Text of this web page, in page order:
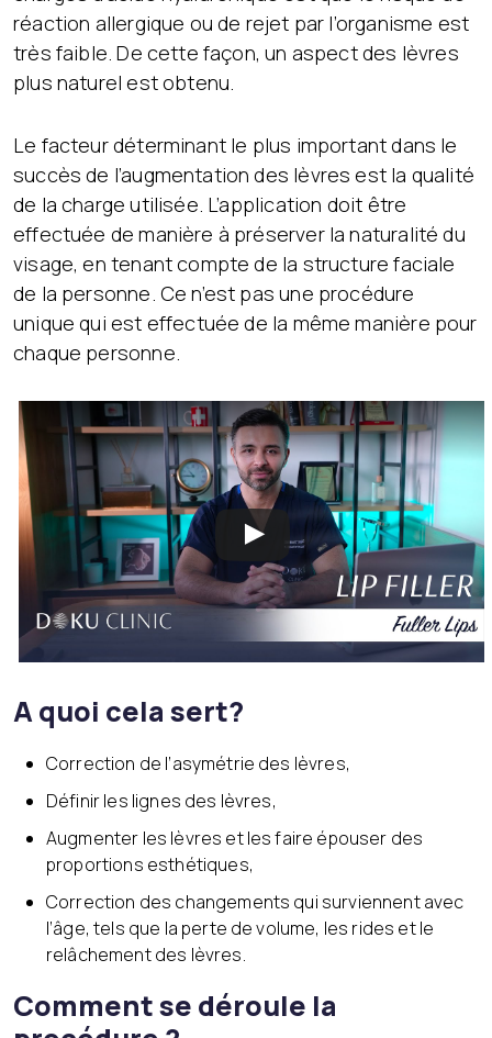
réaction allergique ou de rejet par l’organisme est
très faible. De cette façon, un aspect des lèvres
plus naturel est obtenu.
Le facteur déterminant le plus important dans le
succès de l’augmentation des lèvres est la qualité
de la charge utilisée. L’application doit être
effectuée de manière à préserver la naturalité du
visage, en tenant compte de la structure faciale
de la personne. Ce n’est pas une procédure
unique qui est effectuée de la même manière pour
chaque personne.
A quoi cela sert?
Correction de l’asymétrie des lèvres,
Définir les lignes des lèvres,
Augmenter les lèvres et les faire épouser des
proportions esthétiques,
Correction des changements qui surviennent avec
l’âge, tels que la perte de volume, les rides et le
relâchement des lèvres.
Comment se déroule la